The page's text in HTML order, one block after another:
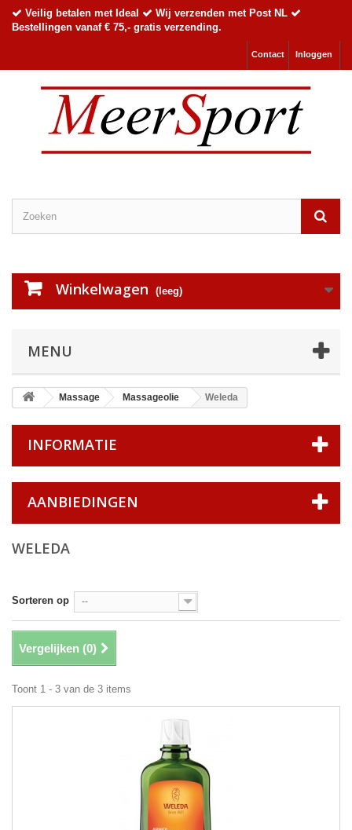
Veilig betalen met Ideal
Wij verzenden met Post NL
Bestellingen vanaf € 75,- gratis verzending.
Inloggen
Contact
Winkelwagen (leeg)
MENU
Massage Massageolie Weleda
INFORMATIE
AANBIEDINGEN
WELEDA
Sorteren op --
Vergelijken (0)
Toont 1 - 3 van de 3 items